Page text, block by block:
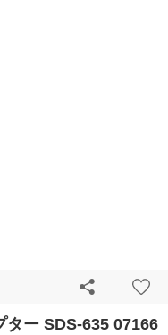
ター SDS-635 07166